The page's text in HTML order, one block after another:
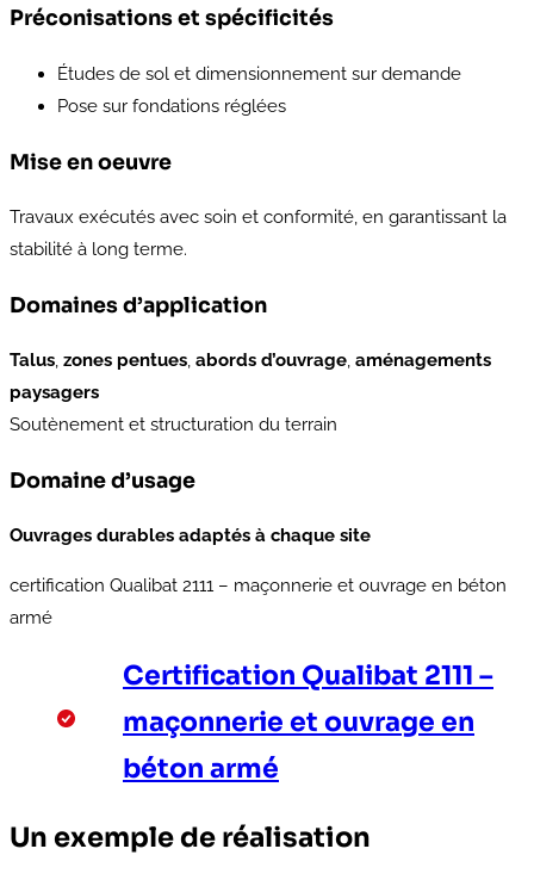
Préconisations et spécificités
Études de sol et dimensionnement sur demande
Pose sur fondations réglées
Mise en oeuvre
Travaux exécutés avec soin et conformité, en garantissant la
stabilité à long terme.
Domaines d’application
Talus, zones pentues, abords d’ouvrage, aménagements
paysagers
Soutènement et structuration du terrain
Domaine d’usage
Ouvrages durables adaptés à chaque site
certification Qualibat 2111 – maçonnerie et ouvrage en béton
armé
Certification Qualibat 2111 –
maçonnerie et ouvrage en
béton armé
Un exemple de réalisation